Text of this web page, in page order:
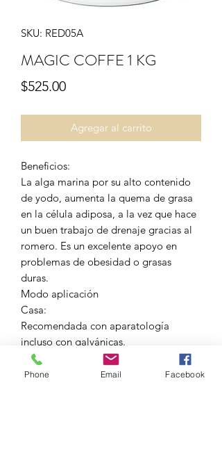
SKU: RED05A
MAGIC COFFE 1 KG
$525.00Precio
Agregar al carrito
Beneficios:
La alga marina por su alto contenido
de yodo, aumenta la quema de grasa
en la célula adiposa, a la vez que hace
un buen trabajo de drenaje gracias al
romero. Es un excelente apoyo en
problemas de obesidad o grasas
duras.
Modo aplicación
Casa:
Recomendada con aparatología
incluso con galvánicas.
Cabina:
Este producto es de uso en
Phone Email Facebook